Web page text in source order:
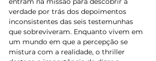
verdade por trás dos depoimentos
inconsistentes das seis testemunhas
que sobreviveram. Enquanto vivem em
um mundo em que a percepção se
mistura com a realidade, o thriller